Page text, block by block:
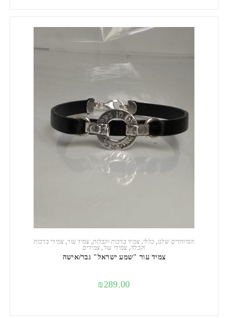
הוספה לסל המיוחדים שלנו, כללי,צמיד ברכות וקבלות,צמיד עור,צמידי ברכות
וקבלה,צמידי עור,צמידים
צמיד עור "שמע ישראל" גבר/אישה
₪289.00